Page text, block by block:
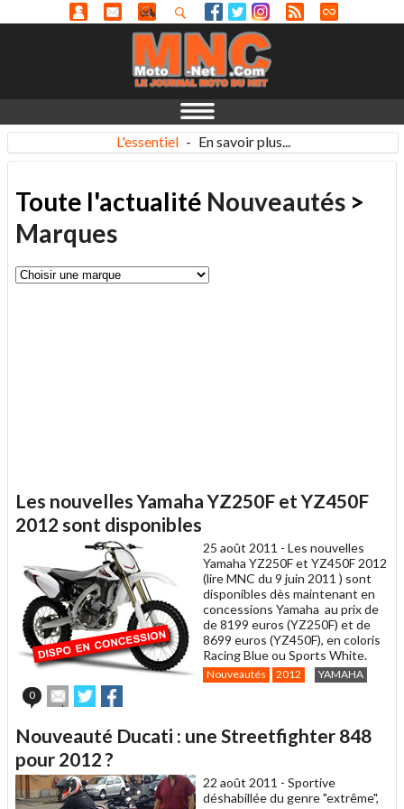
L'essentiel - En savoir plus...
Toute l'actualité Nouveautés >
Marques
Les nouvelles Yamaha YZ250F et YZ450F
2012 sont disponibles
25 août 2011 - Les nouvelles
Yamaha YZ250F et YZ450F 2012
(lire MNC du 9 juin 2011 ) sont
disponibles dès maintenant en
concessions Yamaha au prix de
de 8199 euros (YZ250F) et de
8699 euros (YZ450F), en coloris
Racing Blue ou Sports White.
Nouveautés 2012
YAMAHA
0
Envoyer
cet
à
un
ami
Partager
sur sur
Nouveauté Ducati : une Streetfighter 848
pour 2012 ?
22 août 2011 - Sportive
déshabillée du genre "extrême",